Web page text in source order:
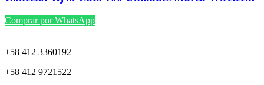
Comprar por WhatsApp
+58 412 3360192
+58 412 9721522